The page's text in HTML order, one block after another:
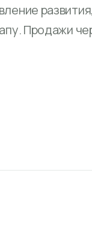
развития,
Продажи